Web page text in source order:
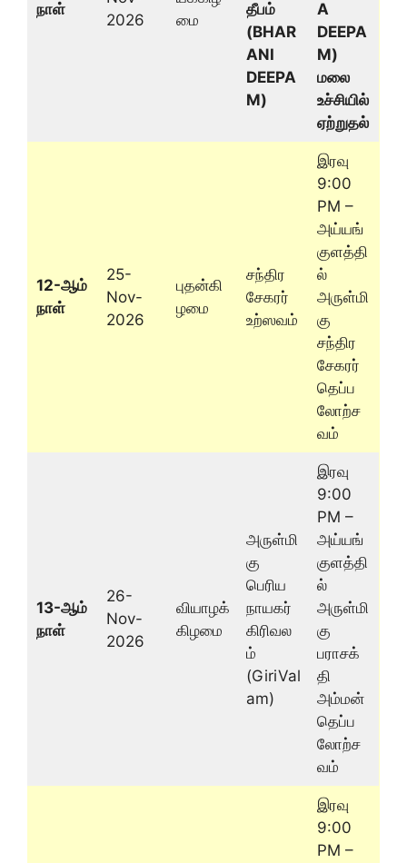
நாள்
2026
மை
தீபம்
(BHAR
ANI
DEEPA
M)
A
DEEPA
M)
மலை
உச்சியில்
ஏற்றுதல்
12-ஆம்
நாள்
25-
Nov-
2026
புதன்கி
ழமை
சந்திர
சேகரர்
உற்ஸவம்
இரவு
9:00
PM –
அய்யங்
குளத்தி
ல்
அருள்மி
கு
சந்திர
சேகரர்
தெப்ப
லோற்ச
வம்
13-ஆம்
நாள்
26-
Nov-
2026
வியாழக்
கிழமை
அருள்மி
கு
பெரிய
நாயகர்
கிரிவல
ம்
(GiriVal
am)
இரவு
9:00
PM –
அய்யங்
குளத்தி
ல்
அருள்மி
கு
பராசக்
தி
அம்மன்
தெப்ப
லோற்ச
வம்
இரவு
9:00
PM –